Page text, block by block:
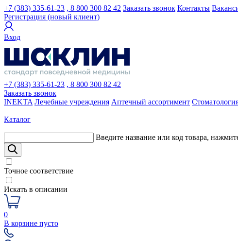
+7 (383) 335-61-23 , 8 800 300 82 42 Заказать звонок Контакты
Регистрация (новый клиент)
Вход
+7 (383) 335-61-23 , 8 800 300 82 42
Заказать звонок
INEKTA Лечебные учреждения Аптечный ассортимент
Каталог
Введите название или код товара,
Точное соответствие
Искать в описании
0
В корзине пусто